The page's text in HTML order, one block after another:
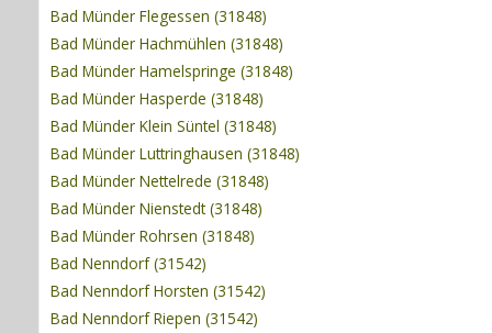
Bad Münder Flegessen (31848)
Bad Münder Hachmühlen (31848)
Bad Münder Hamelspringe (31848)
Bad Münder Hasperde (31848)
Bad Münder Klein Süntel (31848)
Bad Münder Luttringhausen (31848)
Bad Münder Nettelrede (31848)
Bad Münder Nienstedt (31848)
Bad Münder Rohrsen (31848)
Bad Nenndorf (31542)
Bad Nenndorf Horsten (31542)
Bad Nenndorf Riepen (31542)